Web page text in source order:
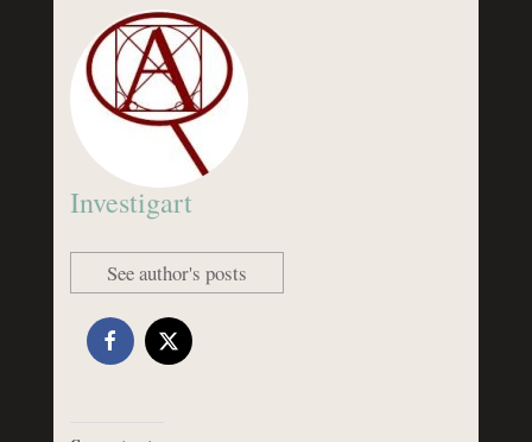
Investigart
See author's posts